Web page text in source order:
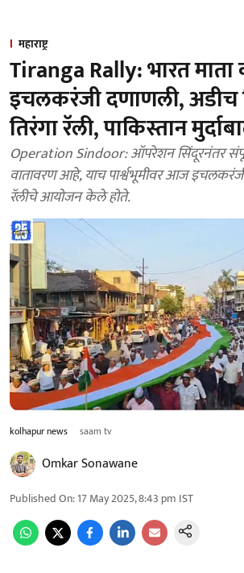
महाराष्ट्र
Tiranga Rally: भारत
इचलकरंजी दणाणली, अडीच
तिरंगा रॅली, पाकिस्तान
Operation Sindoor: ऑपरेशन सिंदूरनंतर
वातावरण आहे, याच पार्श्वभूमीवर आज
रॅलीचे आयोजन केले होते.
kolhapur news saam tv
Omkar Sonawane
Published On:17 May 2025, 8:43 pm IST